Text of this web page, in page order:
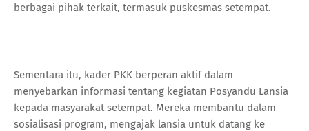
berbagai pihak terkait, termasuk puskesmas setempat.
Sementara itu, kader PKK berperan aktif dalam
menyebarkan informasi tentang kegiatan Posyandu Lansia
kepada masyarakat setempat. Mereka membantu dalam
sosialisasi program, mengajak lansia untuk datang ke